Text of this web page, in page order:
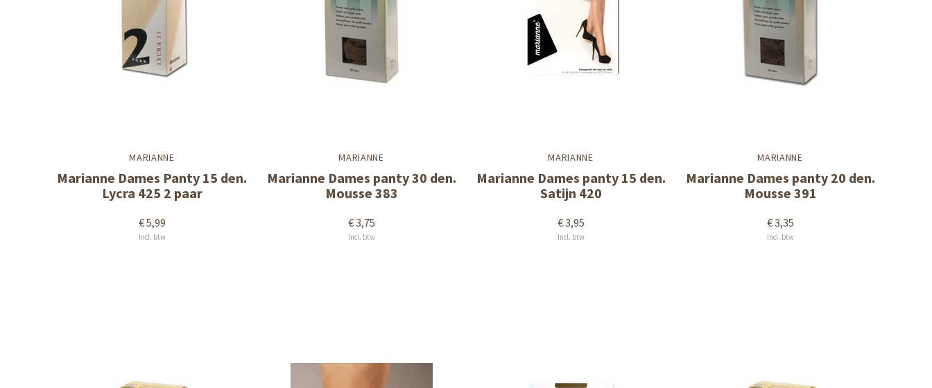
MARIANNE
Marianne Dames Panty 15 den.
Lycra 425 2 paar
€ 5,99
Incl. btw
MARIANNE
Marianne Dames panty 30 den.
Mousse 383
€ 3,75
Incl. btw
MARIANNE
Marianne Dames panty 15 den.
Satijn 420
€ 3,95
Incl. btw
MARIANNE
Marianne Dames panty 20 den.
Mousse 391
€ 3,35
Incl. btw